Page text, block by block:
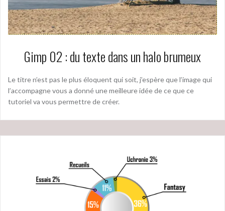
Gimp 02 : du texte dans un halo brumeux
Le titre n’est pas le plus éloquent qui soit, j’espère que l’image qui
l’accompagne vous a donné une meilleure idée de ce que ce
tutoriel va vous permettre de créer.